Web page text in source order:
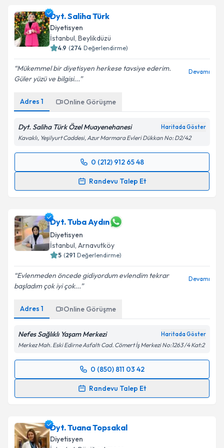
için bir takvim hazırlandığında e-posta ile
bilgilendireceğiz.
E-posta Adresiniz
Metni'ni okudum ve kişisel verilerimin belirtilen
Dyt. Saliha Türk
Diyetisyen
İstanbul, Beylikdüzü
4.9 (274 Değerlendirme)
Mükemmel bir diyetisyen herkese tavsiye ederim.
Güler yüzü ve bilgisi...
Devamı
Adres 1 Online Görüşme
Dyt. Saliha Türk Özel Muayenehanesi Haritada Göster
Kavaklı, Yeşilyurt Caddesi, Azur Marmara Evleri Dükkan No: D2/42
0 (212) 912 65 48
Randevu Talep Et
Randevu Takvimi Talebi
hazırlandığında e-posta ile bilgilendireceğiz.
E-posta Adresiniz
Kişisel verilerimin işlenmesine ilişkin
kapsamda işlenmesini kabul ediyorum.
Takvim Talebini Gönder
Dyt. Tuba Aydın
Diyetisyen
İstanbul, Arnavutköy
5 (291 Değerlendirme)
Evlenmeden öncede gidiyordum evlendim tekrar
başladım çok iyi çok...
Devamı
Adres 1 Online Görüşme
Nefes Sağlıklı Yaşam Merkezi Haritada Göster
Merkez Mah. Eski Edirne Asfaltı Cad. Cömert İş Merkezi No:1263 /4 Kat:2
0 (850) 811 03 42
Randevu Talep Et
Randevu Takvimi Talebi
hazırlandığında e-posta ile bilgilendireceğiz.
Dyt. Tuana Topsakal
Diyetisyen